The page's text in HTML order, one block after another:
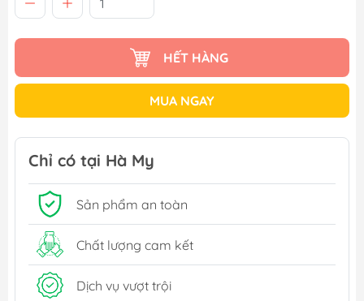
HẾT HÀNG
MUA NGAY
Chỉ có tại Hà My
Sản phẩm an toàn
Chất lượng cam kết
Dịch vụ vượt trội